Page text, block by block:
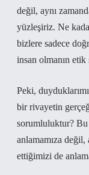
değil, aynı
yüzleşiriz. Ne
bizlere sadece
insan olmanın etik
Peki,
bir rivayetin
sorumluluktur? Bu
anlamamıza değil,
ettiğimizi de